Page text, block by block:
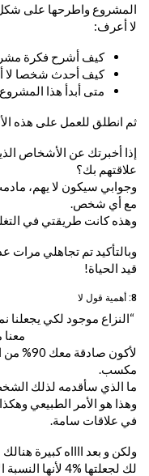
المشروع واطرحها على
لا أعرف:
كيف أشرح فكرة
كيف أحدث شخصا لا
متى أبدأ هذا
ثم انطلق للعمل على هذه
إذا أخبرتك عن الأشخاص
علاقتهم بك؟
وجوابي سيكون لا يهم،
مع أي شخص.
وهذه كانت طريقتي في
وبالتأكيد تم تجاهلي مرات
قيد الحياة!
8: أهمية قول لا
“النزاع موجود لكي
لأكون
مكسب.
ما الذي سأقدمه لذلك
وهذا هو الأمر الطبيعي
في علاقات سامة.
لك لجعلتها %4 لأنها النسبة الأصح.